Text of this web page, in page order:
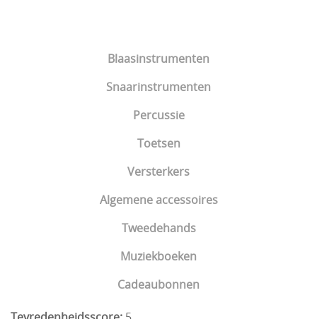
Blaasinstrumenten
Snaarinstrumenten
Percussie
Toetsen
Versterkers
Algemene accessoires
Tweedehands
Muziekboeken
Cadeaubonnen